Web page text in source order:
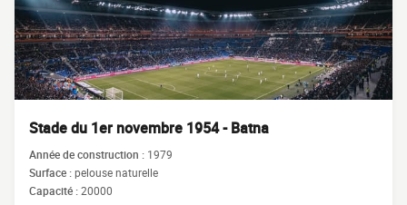
Stade du 1er novembre 1954 - Batna
Année de construction : 1979
Surface :pelouse naturelle
Capacité :20000